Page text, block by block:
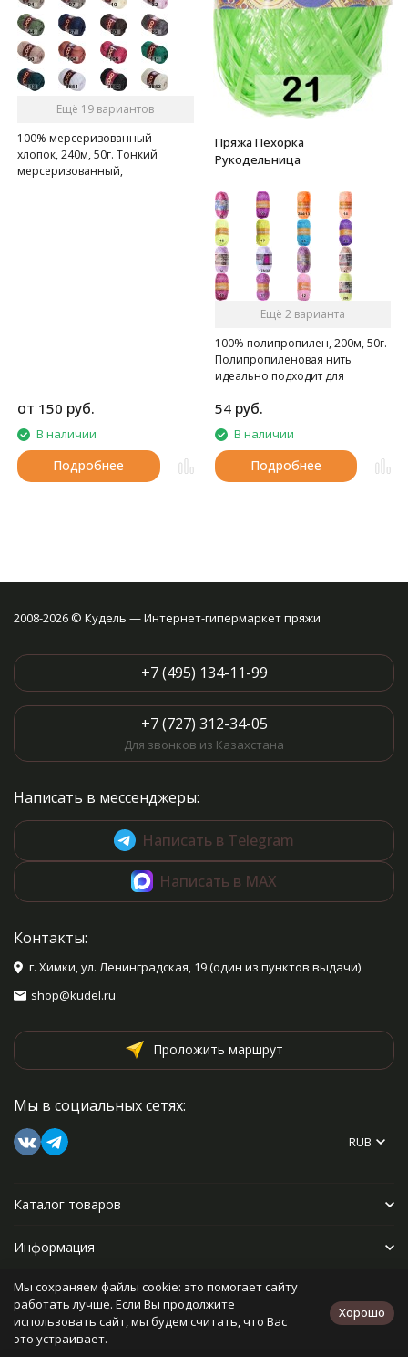
Ещё 19 вариантов
100% мерсеризованный
хлопок, 240м, 50г. Тонкий
мерсеризованный,
от 150 руб.
В наличии
Подробнее
Пряжа Пехорка
Рукодельница
Ещё 2 варианта
100% полипропилен, 200м, 50г.
Полипропиленовая нить
идеально подходит для
сумок, поясов, искусственных
цветов и любых украшений
54 руб.
В наличии
Подробнее
2008-2026 © Кудель — Интернет-гипермаркет пряжи
+7 (495) 134-11-99
+7 (727) 312-34-05
Для звонков из Казахстана
Написать в мессенджеры:
Написать в Telegram
Написать в MAX
Контакты:
г. Химки, ул. Ленинградская, 19 (один из пунктов выдачи)
shop@kudel.ru
Проложить маршрут
Мы в социальных сетях:
RUB
Каталог товаров
Информация
Прочее
Политика персональных данных
Мы сохраняем файлы cookie: это помогает сайту
работать лучше. Если Вы продолжите
использовать сайт, мы будем считать, что Вас
это устраивает.
Хорошо